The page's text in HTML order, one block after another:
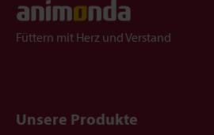
Füttern mit Herz und Verstand
Unsere Produkte